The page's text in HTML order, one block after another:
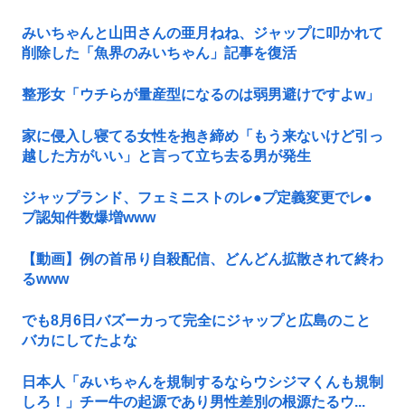
みいちゃんと山田さんの亜月ねね、ジャップに叩かれて
削除した「魚界のみいちゃん」記事を復活
整形女「ウチらが量産型になるのは弱男避けですよw」
家に侵入し寝てる女性を抱き締め「もう来ないけど引っ
越した方がいい」と言って立ち去る男が発生
ジャップランド、フェミニストのレ●プ定義変更でレ●
プ認知件数爆増www
【動画】例の首吊り自殺配信、どんどん拡散されて終わ
るwww
でも8月6日バズーカって完全にジャップと広島のこと
バカにしてたよな
日本人「みいちゃんを規制するならウシジマくんも規制
しろ！」チー牛の起源であり男性差別の根源たるウ...